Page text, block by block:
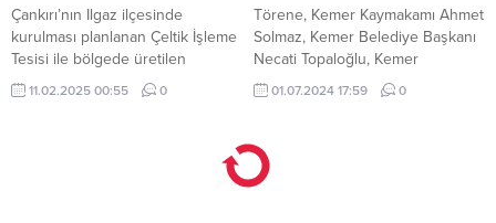
Çankırı’nın Ilgaz ilçesinde
kurulması planlanan Çeltik İşleme
Tesisi ile bölgede üretilen
Sarıkılçık Pirinci yerinde işlenerek,
katma değerli ürüne
11.02.2025 00:55 0
Törene, Kemer Kaymakamı Ahmet
Solmaz, Kemer Belediye Başkanı
Necati Topaloğlu, Kemer
Jandarma Komutanı Ömer
Seyhan, Kemer Emniyet Müdürü
Güvenlik Komutan Vekili Batuhan
Günal, Kemer Liman Başkanı
Mustafa Halli, Kemer G-Marina
01.07.2024 17:59 0